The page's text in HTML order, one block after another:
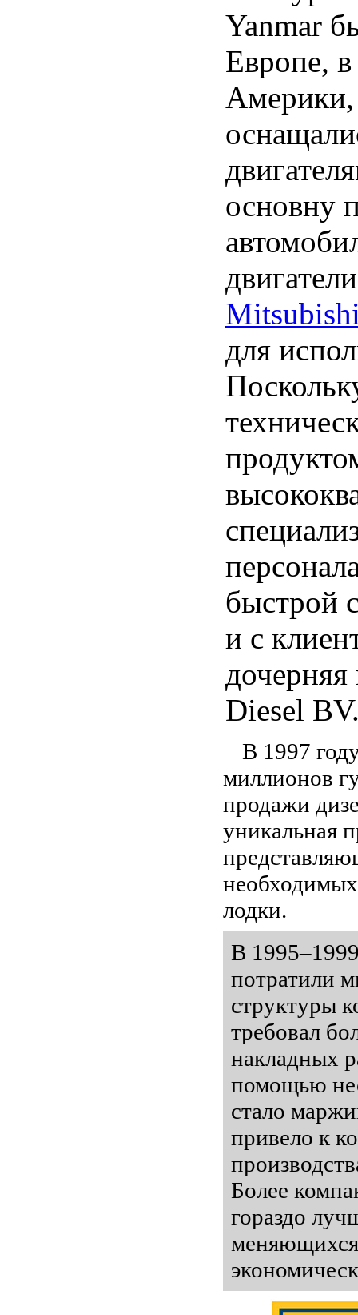
Yanmar
Европе,
Америки,
основну
для
быстрой
и с
Diesel
В 1997
миллионов
продажи
уникальная
лодки.
В
потратили
структуры
требовал
накладных
помощью
стало
привело к
Более
гораздо